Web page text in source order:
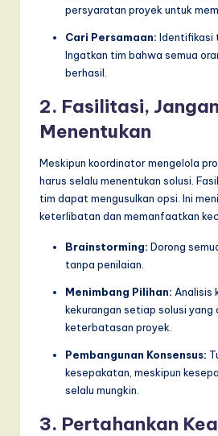
persyaratan proyek untuk
Cari Persamaan: Identifikasi
Ingatkan tim bahwa semua
berhasil.
2. Fasilitasi, Jangan
Menentukan
Meskipun koordinator mengelola
harus selalu menentukan solusi.
tim dapat mengusulkan opsi. Ini
keterlibatan dan memanfaatkan
Brainstorming: Dorong
tanpa penilaian.
Menimbang Pilihan: Analisis
kekurangan setiap solusi yang
keterbatasan proyek.
Pembangunan Konsensus:
kesepakatan, meskipun
selalu mungkin.
3. Pertahankan